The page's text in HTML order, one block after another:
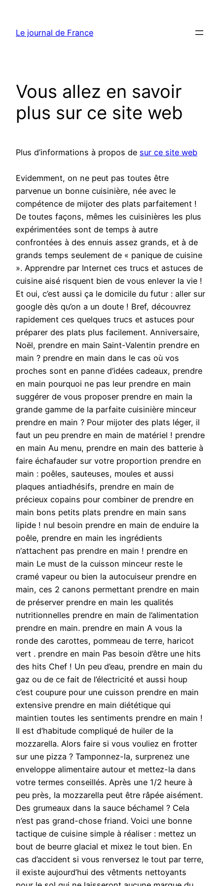
contenu
Le journal de France
Vous allez en savoir
plus sur ce site web
Plus d’informations à propos de sur ce site web
Evidemment, on ne peut pas toutes être
parvenue un bonne cuisinière, née avec le
compétence de mijoter des plats parfaitement !
De toutes façons, mêmes les cuisinières les plus
expérimentées sont de temps à autre
confrontées à des ennuis assez grands, et à de
grands temps seulement de « panique de cuisine
». Apprendre par Internet ces trucs et astuces de
cuisine aisé risquent bien de vous enlever la vie !
Et oui, c’est aussi ça le domicile du futur : aller sur
google dès qu’on a un doute ! Bref, découvrez
rapidement ces quelques trucs et astuces pour
préparer des plats plus facilement. Anniversaire,
Noël, prendre en main Saint-Valentin prendre en
main ? prendre en main dans le cas où vos
proches sont en panne d’idées cadeaux, prendre
en main pourquoi ne pas leur prendre en main
suggérer de vous proposer prendre en main la
grande gamme de la parfaite cuisinière minceur
prendre en main ? Pour mijoter des plats léger, il
faut un peu prendre en main de matériel ! prendre
en main Au menu, prendre en main des batterie à
faire échafauder sur votre proportion prendre en
main : poêles, sauteuses, moules et aussi
plaques antiadhésifs, prendre en main de
précieux copains pour combiner de prendre en
main bons petits plats prendre en main sans
lipide ! nul besoin prendre en main de enduire la
poêle, prendre en main les ingrédients
n‘attachent pas prendre en main ! prendre en
main Le must de la cuisson minceur reste le
cramé vapeur ou bien la autocuiseur prendre en
main, ces 2 canons permettant prendre en main
de préserver prendre en main les qualités
nutritionnelles prendre en main de l’alimentation
prendre en main. prendre en main A vous la
ronde des carottes, pommeau de terre, haricot
vert . prendre en main Pas besoin d’être une hits
des hits Chef ! Un peu d’eau, prendre en main du
gaz ou de ce fait de l’électricité et aussi houp
c’est coupure pour une cuisson prendre en main
extensive prendre en main diététique qui
maintien toutes les sentiments prendre en main !
Il est d’habitude compliqué de huiler de la
mozzarella. Alors faire si vous vouliez en frotter
sur une pizza ? Tamponnez-la, surprenez une
enveloppe alimentaire autour et mettez-la dans
votre termes conseillés. Après une 1/2 heure à
peu près, la mozzarella peut être râpée aisément.
Des grumeaux dans la sauce béchamel ? Cela
n’est pas grand-chose friand. Voici une bonne
tactique de cuisine simple à réaliser : mettez un
bout de beurre glacial et mixez le tout bien. En
cas d’accident si vous renversez le tout par terre,
il existe aujourd’hui des vêtments nettoyants